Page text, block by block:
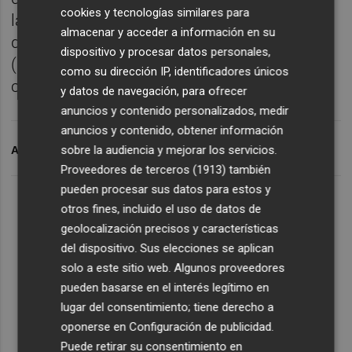
la Moncloa el nombramiento Aagesen, y
después de que el Boletín Oficial del Estado
(BOE) haya recogido tanto su designación
como el cese de Ribera.
ARCHIVADO EN SPA TRANSICIÓN
cookies y tecnologías similares para
almacenar y acceder a información en su
dispositivo y procesar datos personales,
como su dirección IP, identificadores únicos
y datos de navegación, para ofrecer
anuncios y contenido personalizados, medir
anuncios y contenido, obtener información
sobre la audiencia y mejorar los servicios.
Proveedores de terceros (1913) también
pueden procesar sus datos para estos y
otros fines, incluido el uso de datos de
geolocalización precisos y características
del dispositivo. Sus elecciones se aplican
solo a este sitio web. Algunos proveedores
pueden basarse en el interés legítimo en
lugar del consentimiento; tiene derecho a
oponerse enConfiguración de publicidad
Puede retirar su consentimiento en